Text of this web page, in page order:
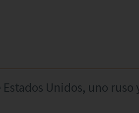
Estados Unidos, uno